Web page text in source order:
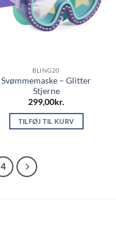
BLING20
Svømmemaske – Glitter
Stjerne
299,00kr.
TILFØJ TIL KURV
4